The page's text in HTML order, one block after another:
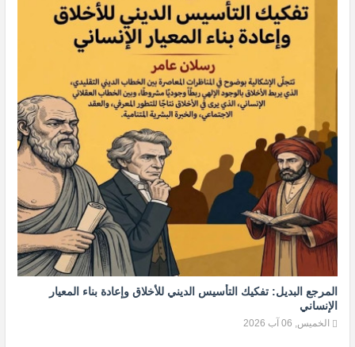
المرجع البديل: تفكيك التأسيس الديني للأخلاق وإعادة بناء المعيار
الإنساني
الخميس, 06 آب 2026